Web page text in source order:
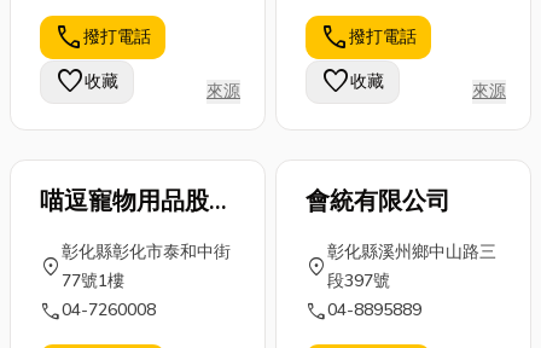
或許只是路上
偶爾看到的龐
然大物，但對
工程人員與業
界來說，是
能...
服」的就很重
要了！下面由
小編來簡單介
紹「運動休...
組」、「冰水
機」、「冷卻
機」等專有名
詞常讓人感到
混淆。今天，
就...
call撥打電話
favorite收藏 來源
call撥打電話
favorite收藏 來源
喵逗寵物用品股份
有限公司
location_on
彰化縣彰化市泰和中街
77號1樓
call04-7260008
會統有限公司
location_on
彰化縣溪州鄉中山路三
段397號
call04-8895889